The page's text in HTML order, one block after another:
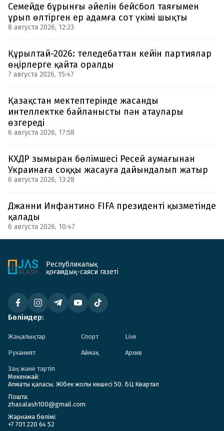
Семейде бұрынғы әйелін бейсбол таяғымен
ұрып өлтірген ер адамға сот үкімі шықты
8 августа 2026, 12:23
Құрылтай-2026: теледебаттан кейін партиялар
өңірлерге қайта оралды
7 августа 2026, 15:47
Қазақстан мектептерінде жасанды
интеллектке байланысты пән атаулары
өзгереді
6 августа 2026, 17:58
КХДР зымыран бөлімшесі Ресей аумағынан
Украинаға соққы жасауға дайындалып жатыр
6 августа 2026, 13:28
Джанни Инфантино FIFA президенті қызметінде
қалады
6 августа 2026, 10:47
Республикалық
қоғамдық-саяси газеті
Бөлімдер:
Жаңалықтар Спорт Live
Руханият Аймақ Архив
Заң және тәртіп
Мекенжай:
Алматы қаласы. Жібек жолы көшесі 50. БЦ Квартал
Пошта:
zhasalash100@gmail.com
Жарнама бөлімі:
+7 701 220 64 52